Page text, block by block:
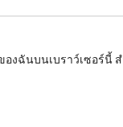
งฉันบนเบราว์เซอร์นี้